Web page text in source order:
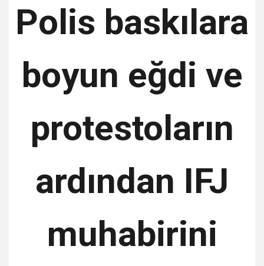
Polis baskılara
boyun eğdi ve
protestoların
ardından IFJ
muhabirini